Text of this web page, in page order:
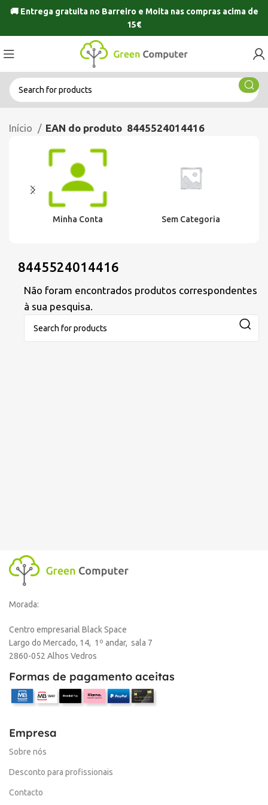
🚚 Entrega gratuita no Barreiro e Moitanas compras acima de
15€
Início EAN do produto 8445524014416
Minha Conta Sem Categoria
8445524014416
Não foram encontrados produtos correspondentes
à sua pesquisa.
Morada:
Centro empresarial Black Space
Largo do Mercado, 14, 1º andar, sala 7
2860-052 Alhos Vedros
Formas de pagamento aceitas
Empresa
Sobre nós
Desconto para profissionais
Contacto